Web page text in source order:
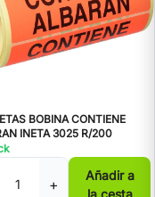
BOBINA CONTIENE
INETA 3025 R/200
+
Añadir a
la cesta